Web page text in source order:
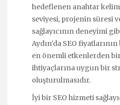
hedeflenen anahtar
seviyesi, projenin süresi
sağlayıcının deneyimi
Aydın'da SEO
en önemli etkenlerden
ihtiyaçlarına uygun bir
oluşturulmasıdır.
İyi bir SEO hizmeti